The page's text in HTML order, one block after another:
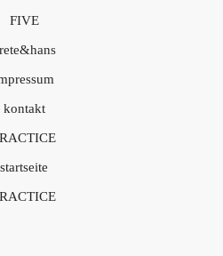
FIVE
kontakt
startseite